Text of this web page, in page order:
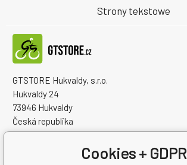
GTSTORE Hukvaldy, s.r.o.
Hukvaldy 24
73946 Hukvaldy
Česká republika
Numer identyfikacyjny firmy: 22259848
Strony tekstowe
Cookies + GDPR